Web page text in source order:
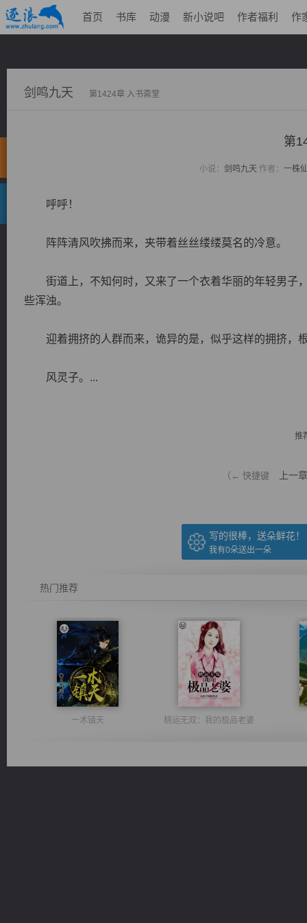
首页 书库 动漫 新小说吧 作者福利 作
剑鸣九天 第1424章 入书斋堂
第
小说： 剑鸣九天 作者： 一株
呼呼！
阵阵清风吹拂而来，夹带着丝丝缕缕莫名的冷意。
街道上，不知何时，又来了一个衣着华丽的年轻男子
些浑浊。
迎着拥挤的人群而来，诡异的是，似乎这样的拥挤，
风灵子。...
推
（← 快捷键 上一章
写的很棒，送朵鲜花！
我有0朵送出一朵
热门推荐
一术镇天 桃运无双：我的极品老婆